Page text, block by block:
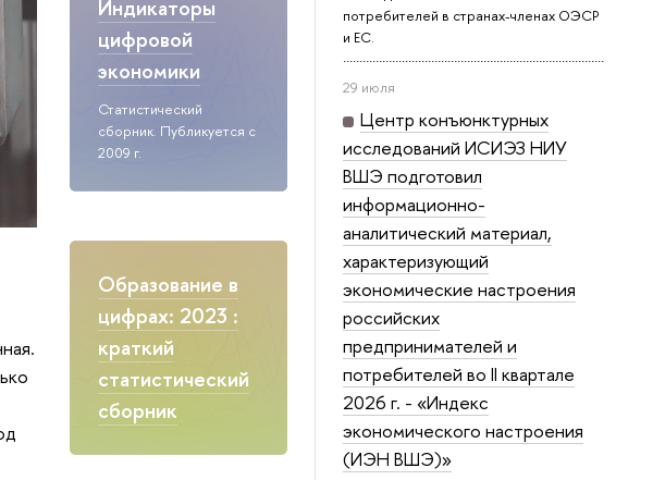
Индикаторы
цифровой
экономики
Статистический
сборник. Публикуется с
2009 г.
Образование в
цифрах: 2023 :
краткий
статистический
сборник
потребителей в странах-членах ОЭСР
и ЕС.
29 июля
Центр конъюнктурных
исследований ИСИЭЗ НИУ
ВШЭ подготовил
информационно-
аналитический материал,
характеризующий
экономические настроения
российских
предпринимателей и
потребителей во II квартале
2026 г. - «Индекс
экономического настроения
(ИЭН ВШЭ)»